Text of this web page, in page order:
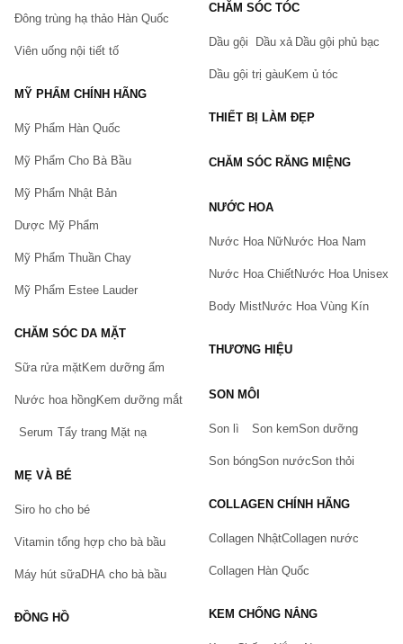
Bạn gặp vấn đề về sản phẩm hay mua hàng?
Hãy báo lỗi cho chúng tôi. Hoặc gọi cho chúng tôi qua số
Đông trùng hạ thảo Hàn Quốc
Viên uống nội tiết tố
MỸ PHẨM CHÍNH HÃNG
Mỹ Phẩm Hàn Quốc
Mỹ Phẩm Cho Bà Bầu
Mỹ Phẩm Nhật Bản
Dược Mỹ Phẩm
Mỹ Phẩm Thuần Chay
Mỹ Phẩm Estee Lauder
CHĂM SÓC DA MẶT
Sữa rửa mặtKem dưỡng ẩm
Nước hoa hồngKem dưỡng mắt
Serum Tẩy trang Mặt nạ
MẸ VÀ BÉ
Siro ho cho bé
Vitamin tổng hợp cho bà bầu
Máy hút sữaDHA cho bà bầu
ĐỒNG HỒ
CHĂM SÓC TÓC
Dầu gội Dầu xả Dầu gội phủ bạc
Dầu gội trị gàuKem ủ tóc
THIẾT BỊ LÀM ĐẸP
CHĂM SÓC RĂNG MIỆNG
NƯỚC HOA
Nước Hoa NữNước Hoa Nam
Nước Hoa ChiếtNước Hoa Unisex
Body MistNước Hoa Vùng Kín
THƯƠNG HIỆU
SON MÔI
Son lì Son kemSon dưỡng
Son bóngSon nướcSon thỏi
COLLAGEN CHÍNH HÃNG
Collagen NhậtCollagen nước
Collagen Hàn Quốc
KEM CHỐNG NẮNG